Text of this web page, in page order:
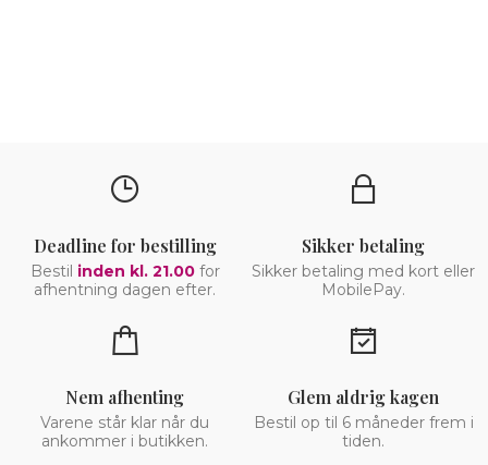
Deadline for bestilling
Bestil inden kl. 21.00for
afhentning dagen efter.
Sikker betaling
Sikker betaling med kort eller
MobilePay.
Nem afhenting
Varene står klar når du
ankommer i butikken.
Glem aldrig kagen
Bestil op til 6 måneder frem i
tiden.